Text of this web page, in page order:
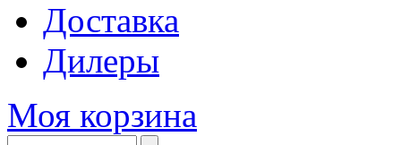
Доставка
Дилеры
Моя корзина